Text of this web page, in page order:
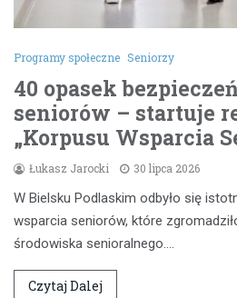
Programy społeczne Seniorzy
40 opasek
seniorów – startuje
„Korpusu Wsparcia
Łukasz Jarocki 30 lipca 2026
W Bielsku Podlaskim odbyło się
wsparcia seniorów, które
środowiska senioralnego.…
Czytaj Dalej